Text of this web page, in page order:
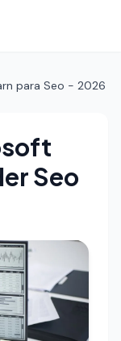
para Seo - 2026
Seo